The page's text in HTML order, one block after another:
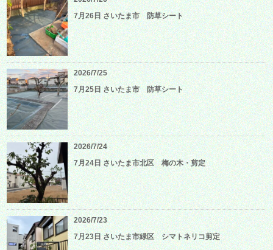
7月26日 さいたま市 防草シート
2026/7/25
7月25日 さいたま市 防草シート
2026/7/24
7月24日 さいたま市北区 梅の木・剪定
2026/7/23
7月23日 さいたま市緑区 シマトネリコ剪定